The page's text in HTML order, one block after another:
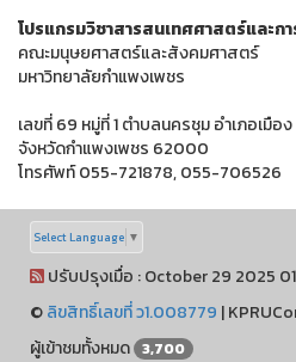
โปรแกรมวิชาสารสนเทศศาสตร์และก
คณะมนุษยศาสตร์และสังคมศาสตร์
มหาวิทยาลัยกำแพงเพชร
เลขที่ 69 หมู่ที่ 1 ตำบลนครชุม อำเภอเมือง
จังหวัดกำแพงเพชร 62000
โทรศัพท์ 055-721878, 055-706526
Select Language ▼
ปรับปรุงเมื่อ : October 29 2025
©ลิขสิทธิ์เลขที่ ว1.008779 |
ผู้เข้าชมทั้งหมด 3,700